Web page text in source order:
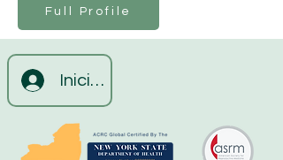
Full Profile
Iniciar sesión